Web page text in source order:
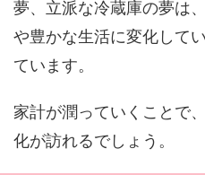
夢、立派な冷蔵庫の夢は
や豊かな生活に変化して
ています。
家計が潤っていくことで
化が訪れるでしょう。